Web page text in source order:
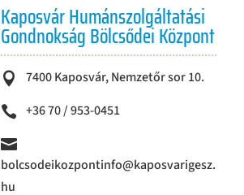
Kaposvár Humánszolgáltatási
Gondnokság Bölcsődei Központ
 7400 Kaposvár, Nemzetőr sor 10.
 +36 70 / 953-0451

bolcsodeikozpontinfo@kaposvarigesz.
hu